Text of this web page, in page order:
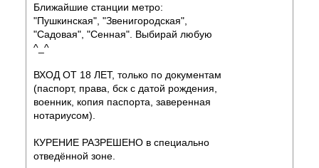
Ближайшие станции метро:
"Пушкинская", "Звенигородская",
"Садовая", "Сенная". Выбирай любую
^_^
ВХОД ОТ 18 ЛЕТ, только по документам
(паспорт, права, бск с датой рождения,
военник, копия паспорта, заверенная
нотариусом).
КУРЕНИЕ РАЗРЕШЕНО в специально
отведённой зоне.